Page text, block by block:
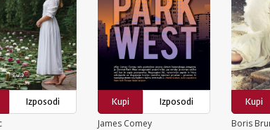
Izposodi
Kupi
Izposodi
James Comey
Kupi
Boris